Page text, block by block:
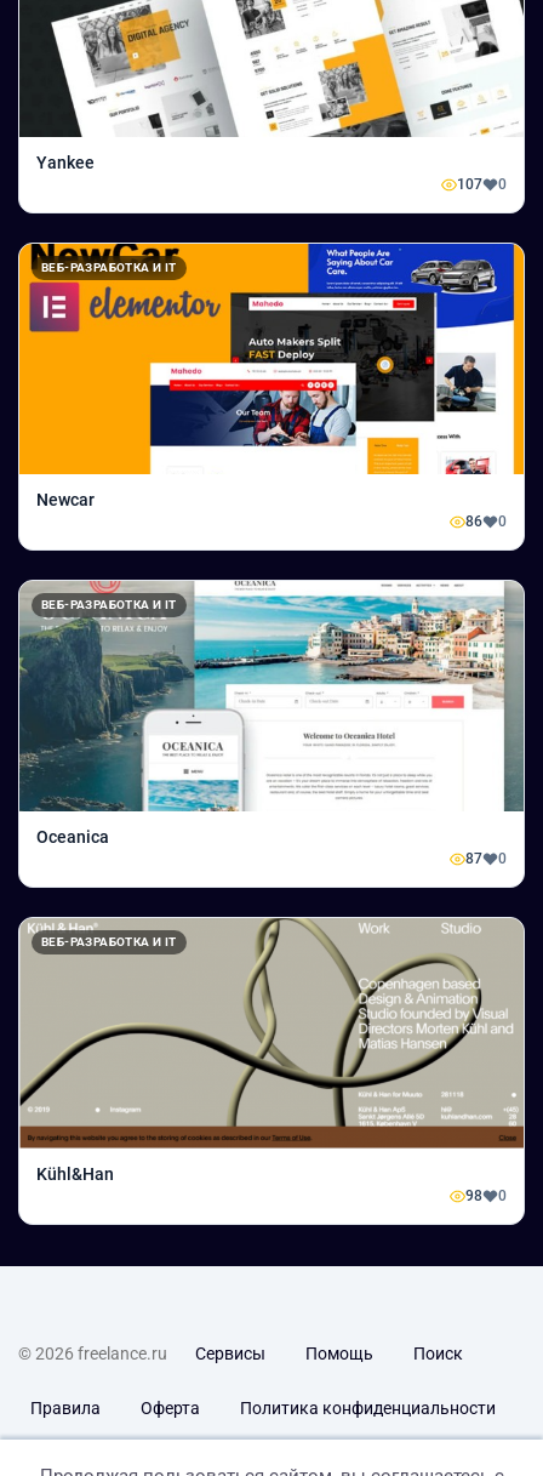
Yankee
107 0
ВЕБ-РАЗРАБОТКА И IT
Newcar
86 0
ВЕБ-РАЗРАБОТКА И IT
Oceanica
87 0
ВЕБ-РАЗРАБОТКА И IT
Kühl&Han
98 0
© 2026 freelance.ru Сервисы Помощь Поиск
Правила Оферта Политика конфиденциальности